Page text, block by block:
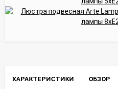
ХАРАКТЕРИСТИКИ ОБЗОР